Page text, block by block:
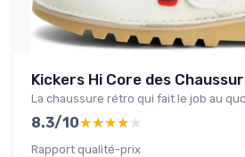
Kickers Hi Core des
La chaussure rétro qui fait le job au
8.3/10★★★★★
★★★★★
Rapport qualité-prix